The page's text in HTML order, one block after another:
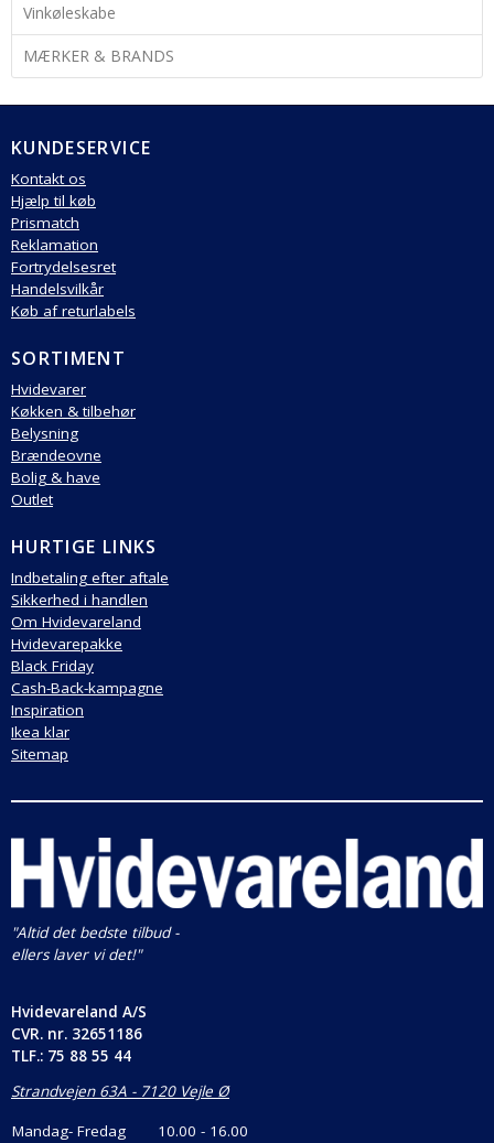
Vinkøleskabe
MÆRKER & BRANDS
KUNDESERVICE
Kontakt os
Hjælp til køb
Prismatch
Reklamation
Fortrydelsesret
Handelsvilkår
Køb af returlabels
SORTIMENT
Hvidevarer
Køkken & tilbehør
Belysning
Brændeovne
Bolig & have
Outlet
HURTIGE LINKS
Indbetaling efter aftale
Sikkerhed i handlen
Om Hvidevareland
Hvidevarepakke
Black Friday
Cash-Back-kampagne
Inspiration
Ikea klar
Sitemap
"Altid det bedste tilbud -
ellers laver vi det!"
Hvidevareland A/S
CVR. nr. 32651186
TLF.: 75 88 55 44
Strandvejen 63A - 7120 Vejle Ø
Mandag- Fredag
10.00 - 16.00